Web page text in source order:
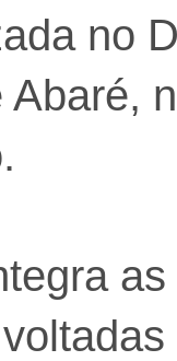
no